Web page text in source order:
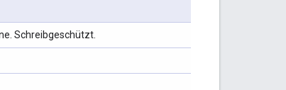
Schreibgeschützt.